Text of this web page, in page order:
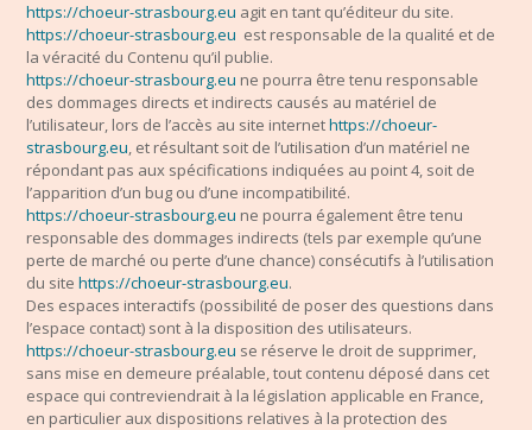
https://choeur-strasbourg.eu agit en tant qu’éditeur du site.
https://choeur-strasbourg.eu est responsable de la qualité et de
la véracité du Contenu qu’il publie.
https://choeur-strasbourg.eu ne pourra être tenu responsable
des dommages directs et indirects causés au matériel de
l’utilisateur, lors de l’accès au site internethttps://choeur-
strasbourg.eu, et résultant soit de l’utilisation d’un matériel ne
répondant pas aux spécifications indiquées au point 4, soit de
l’apparition d’un bug ou d’une incompatibilité.
https://choeur-strasbourg.eu ne pourra également être tenu
responsable des dommages indirects (tels par exemple qu’une
perte de marché ou perte d’une chance) consécutifs à l’utilisation
du sitehttps://choeur-strasbourg.eu.
Des espaces interactifs (possibilité de poser des questions dans
l’espace contact) sont à la disposition des utilisateurs.
https://choeur-strasbourg.eu se réserve le droit de supprimer,
sans mise en demeure préalable, tout contenu déposé dans cet
espace qui contreviendrait à la législation applicable en France,
en particulier aux dispositions relatives à la protection des